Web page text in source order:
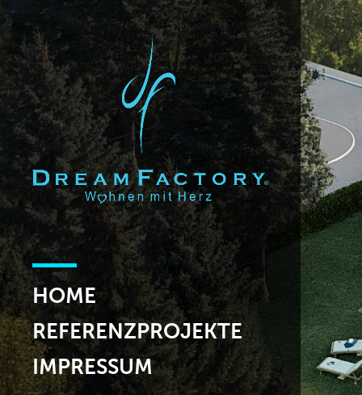
HOME
REFERENZPROJEKTE
IMPRESSUM